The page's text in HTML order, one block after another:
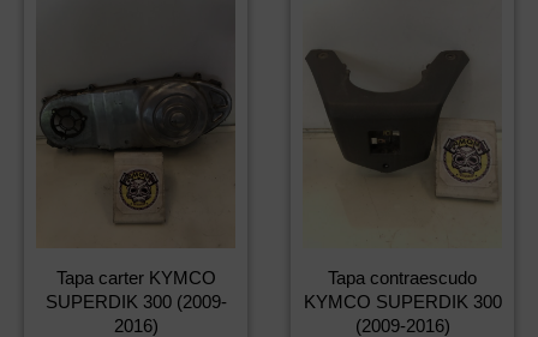
Tapa carter KYMCO
SUPERDIK 300 (2009-
2016)
Tapa contraescudo
KYMCO SUPERDIK 300
(2009-2016)